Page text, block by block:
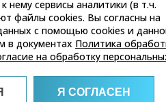
нему сервисы аналитики (в т.ч.
файлы cookies. Вы согласны на
с помощью cookies и
в документах Политика
на обработку
Я СОГЛАСЕН